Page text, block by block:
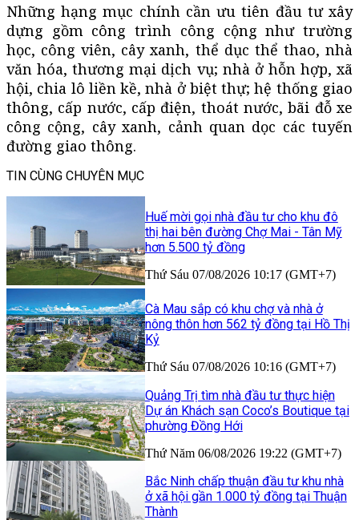
Những hạng mục chính cần ưu tiên đầu tư xây
dựng gồm công trình công cộng như trường
học, công viên, cây xanh, thể dục thể thao, nhà
văn hóa, thương mại dịch vụ; nhà ở hỗn hợp, xã
hội, chia lô liền kề, nhà ở biệt thự; hệ thống giao
thông, cấp nước, cấp điện, thoát nước, bãi đỗ xe
công cộng, cây xanh, cảnh quan dọc các tuyến
đường giao thông.
TIN CÙNG CHUYÊN MỤC
Huế mời gọi nhà đầu tư cho khu đô
thị hai bên đường Chợ Mai - Tân Mỹ
hơn 5.500 tỷ đồng
Thứ Sáu 07/08/2026 10:17 (GMT+7)
Cà Mau sắp có khu chợ và nhà ở
nông thôn hơn 562 tỷ đồng tại Hồ Thị
Kỷ
Thứ Sáu 07/08/2026 10:16 (GMT+7)
Quảng Trị tìm nhà đầu tư thực hiện
Dự án Khách sạn Coco’s Boutique tại
phường Đồng Hới
Thứ Năm 06/08/2026 19:22 (GMT+7)
Bắc Ninh chấp thuận đầu tư khu nhà
ở xã hội gần 1.000 tỷ đồng tại Thuận
Thành